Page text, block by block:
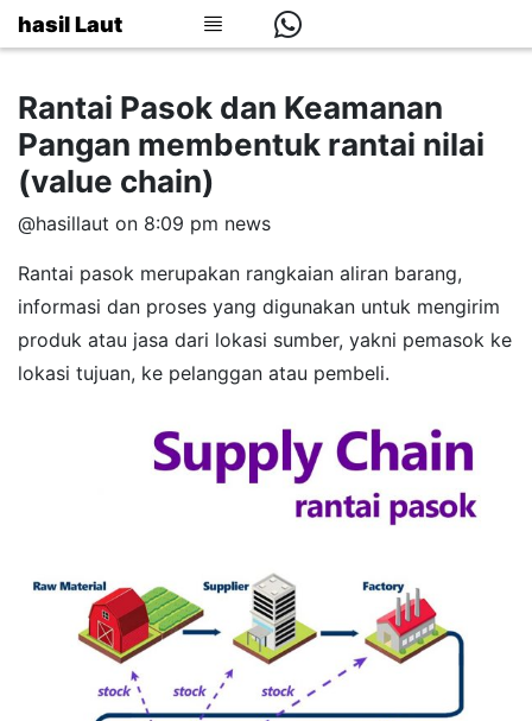
hasil Laut
Rantai Pasok dan Keamanan
Pangan membentuk rantai nilai
(value chain)
@hasillaut on 8:09 pm news
Rantai pasok merupakan rangkaian aliran barang,
informasi dan proses yang digunakan untuk mengirim
produk atau jasa dari lokasi sumber, yakni pemasok ke
lokasi tujuan, ke pelanggan atau pembeli.